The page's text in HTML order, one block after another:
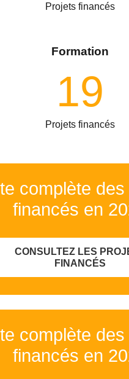
Projets financés
Formation
19
Projets financés
complète
financés en
CONSULTEZ LES
FINANCÉS
complète
financés en